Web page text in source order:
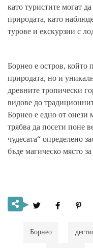
като туристите могат
природата, като
турове и екскурзии с
Борнео е остров, който
природата, но и
древните тропически
видове до
Борнео е едно от онези
трябва да посети поне
чудесата“ определено
бъде магическо място
Борнео